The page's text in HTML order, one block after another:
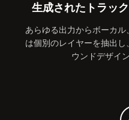
生成されたトラッ
あらゆる出力からボーカ
は個別のレイヤーを抽出
ウンドデザイ